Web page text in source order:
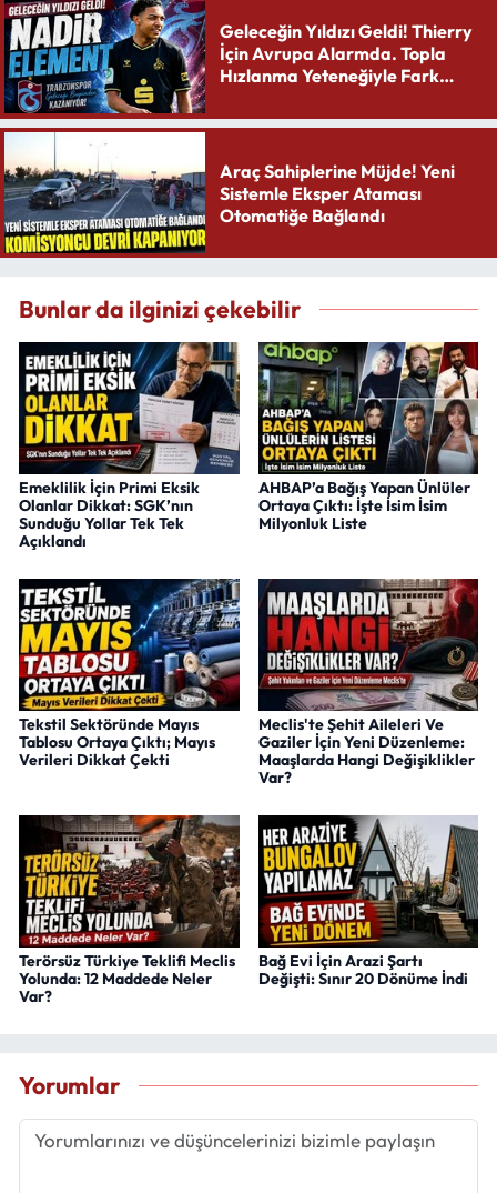
Geleceğin Yıldızı Geldi! Thierry
İçin Avrupa Alarmda. Topla
Hızlanma Yeteneğiyle Fark
Araç Sahiplerine Müjde! Yeni
Sistemle Eksper Ataması
Otomatiğe Bağlandı
Bunlar da ilginizi çekebilir
Emeklilik İçin Primi Eksik
Olanlar Dikkat: SGK’nın
Sunduğu Yollar Tek Tek
Açıklandı
AHBAP’a Bağış Yapan Ünlüler
Ortaya Çıktı: İşte İsim İsim
Milyonluk Liste
Tekstil Sektöründe Mayıs
Tablosu Ortaya Çıktı; Mayıs
Verileri Dikkat Çekti
Meclis'te Şehit Aileleri Ve
Gaziler İçin Yeni Düzenleme:
Maaşlarda Hangi Değişiklikler
Var?
Terörsüz Türkiye Teklifi Meclis
Yolunda: 12 Maddede Neler
Var?
Bağ Evi İçin Arazi Şartı
Değişti: Sınır 20 Dönüme İndi
Yorumlar